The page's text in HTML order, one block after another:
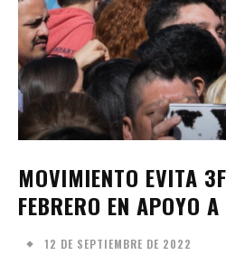
MOVIMIENTO EVITA
FEBRERO EN APOYO A
12 DE SEPTIEMBRE DE 2022